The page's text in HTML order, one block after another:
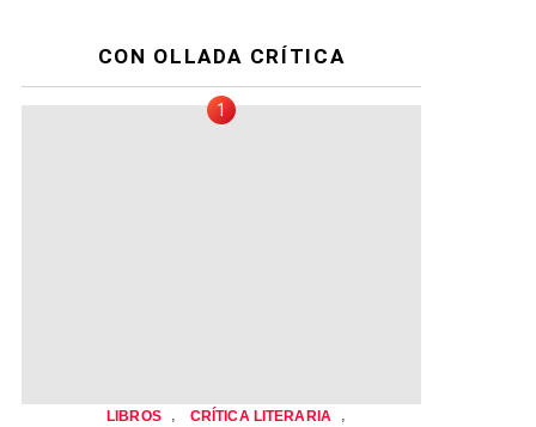
CON OLLADA CRÍTICA
LIBROS , CRÍTICA LITERARIA ,